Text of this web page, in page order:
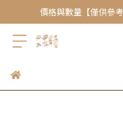
價格與數量【僅供參